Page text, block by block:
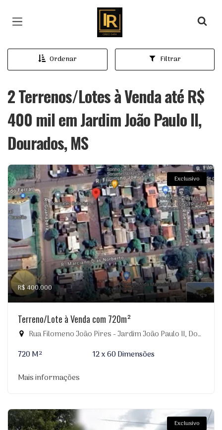
Página inicial
Ordenar Filtrar
2 Terrenos/Lotes à Venda até R$
400 mil em Jardim João Paulo II,
Dourados, MS
Exclusivo
R$ 400.000
Terreno/Lote à Venda com 720m²
Rua Filomeno João Pires - Jardim João Paulo II, Dourados-MS
720 M²
12 x 60 Dimensões
Mais informações
Exclusivo